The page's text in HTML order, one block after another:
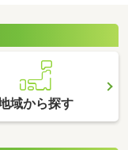
域から探す